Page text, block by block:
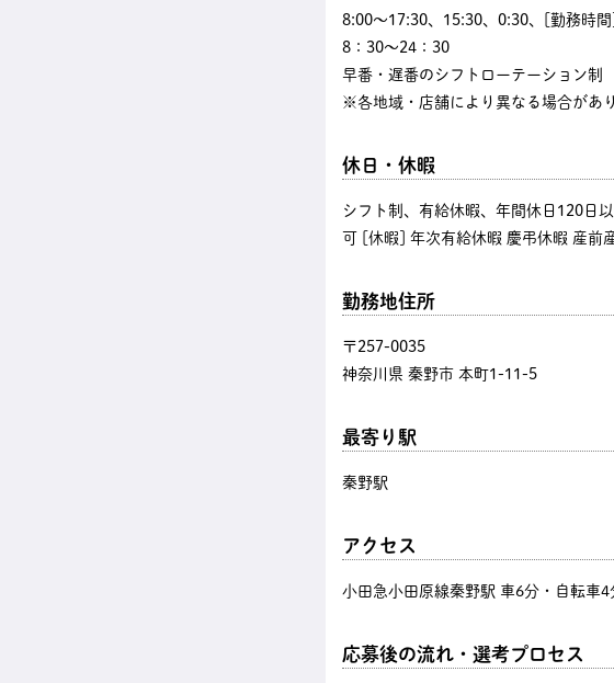
8:00〜17:30、15:30、0:30、[勤務時間]
8：30～24：30
早番・遅番のシフトローテーション制
※各地域・店舗により異なる場合があ
休日・休暇
シフト制、有給休暇、年間休日120日
可 [休暇] 年次有給休暇 慶弔休暇 産前
勤務地住所
〒257-0035
神奈川県 秦野市 本町1-11-5
最寄り駅
秦野駅
アクセス
小田急小田原線秦野駅 車6分・自転車
応募後の流れ・選考プロセス